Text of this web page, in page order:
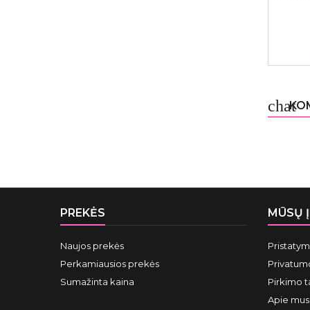
chat
PREKĖS
Naujos prekės
Perkamiausios prekės
Sumažinta kaina
MŪSŲ
Pirkimo
Apie mus